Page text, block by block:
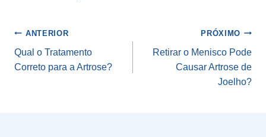
Navegação
de
Post
ANTERIOR
Qual o Tratamento
Correto para a Artrose?
PRÓXIMO
Retirar o Menisco Pode
Causar Artrose de
Joelho?